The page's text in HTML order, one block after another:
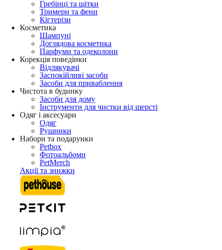
Гребінці та щітки
Тримери та фени
Кігтерізи
Косметика
Шампуні
Доглядова косметика
Парфуми та одеколони
Корекція поведінки
Відлякувачі
Заспокійливі засоби
Засоби для приваблення
Чистота в будинку
Засоби для дому
Інструменти для чистки від шерсті
Одяг і аксесуари
Одяг
Рушники
Набори та подарунки
Petbox
Фотоальбоми
PetMerch
Акції та знижки